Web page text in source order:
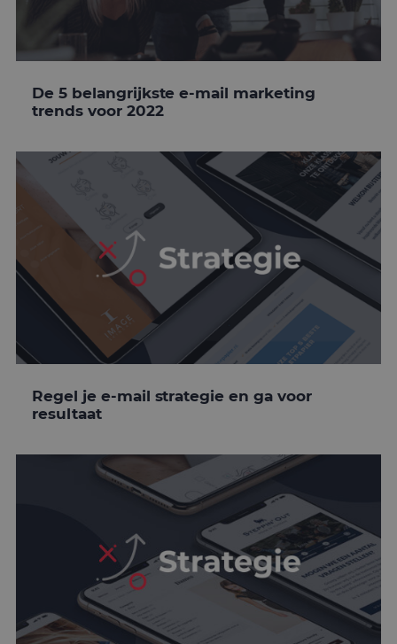
De 5 belangrijkste e-mail marketing
trends voor 2022
Regel je e-mail strategie en ga voor
resultaat